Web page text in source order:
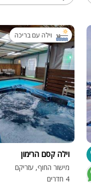
וילה עם בריכה
וילה קסם הרימון
מישור החוף, עזריקם
4 חדרים